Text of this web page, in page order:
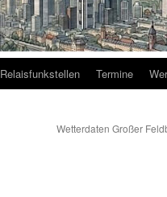
Relaisfunkstellen Termine
Wetterdaten Großer